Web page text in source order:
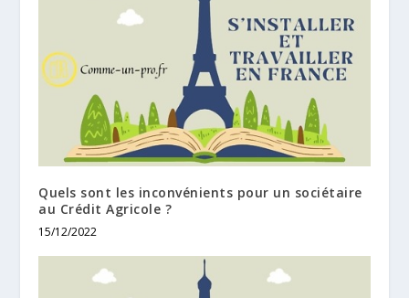
Quels sont les inconvénients pour un sociétaire
au Crédit Agricole ?
15/12/2022